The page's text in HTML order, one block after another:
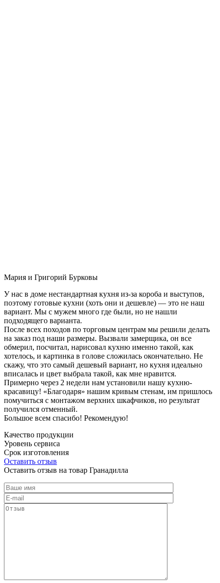
Мария и Григорий Бурковы
У нас в доме нестандартная кухня из-за короба и выступов,
поэтому готовые кухни (хоть они и дешевле) — это не наш
вариант. Мы с мужем много где были, но не нашли
подходящего варианта.
После всех походов по торговым центрам мы решили делать
на заказ под наши размеры. Вызвали замерщика, он все
обмерил, посчитал, нарисовал кухню именно такой, как
хотелось, и картинка в голове сложилась окончательно. Не
скажу, что это самый дешевый вариант, но кухня идеально
вписалась и цвет выбрала такой, как мне нравится.
Примерно через 2 недели нам установили нашу кухню-
красавицу! «Благодаря» нашим кривым стенам, им пришлось
помучиться с монтажом верхних шкафчиков, но результат
получился отменный.
Большое всем спасибо! Рекомендую!
Качество продукции
Уровень сервиса
Срок изготовления
Оставить отзыв
Оставить отзыв на товар Гранадилла